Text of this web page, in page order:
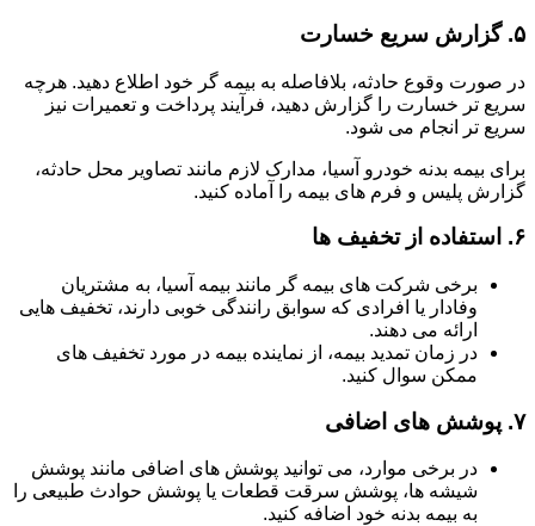
۵. گزارش سریع خسارت
در صورت وقوع حادثه، بلافاصله به بیمه گر خود اطلاع دهید. هرچه
سریع تر خسارت را گزارش دهید، فرآیند پرداخت و تعمیرات نیز
سریع تر انجام می شود.
برای بیمه بدنه خودرو آسیا، مدارک لازم مانند تصاویر محل حادثه،
گزارش پلیس و فرم های بیمه را آماده کنید.
۶. استفاده از تخفیف ها
برخی شرکت های بیمه گر مانند بیمه آسیا، به مشتریان
وفادار یا افرادی که سوابق رانندگی خوبی دارند، تخفیف هایی
ارائه می دهند.
در زمان تمدید بیمه، از نماینده بیمه در مورد تخفیف های
ممکن سوال کنید.
۷. پوشش های اضافی
در برخی موارد، می توانید پوشش های اضافی مانند پوشش
شیشه ها، پوشش سرقت قطعات یا پوشش حوادث طبیعی را
به بیمه بدنه خود اضافه کنید.